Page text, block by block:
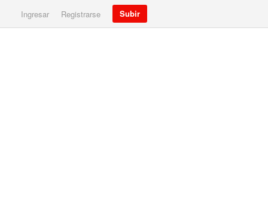
Ingresar Registrarse Subir